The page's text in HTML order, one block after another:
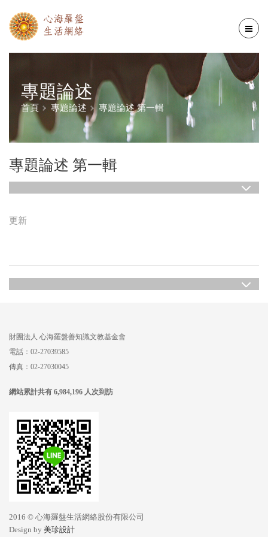
專題論述
首頁 專題論述 專題論述 第一輯
專題論述 第一輯
更新
財團法人 心海羅盤善知識文教基金會
電話：02-27039585
傳真：02-27030045
網站累計共有 6,984,196 人次到訪
2016 © 心海羅盤生活網絡股份有限公司
Design by 美珍設計